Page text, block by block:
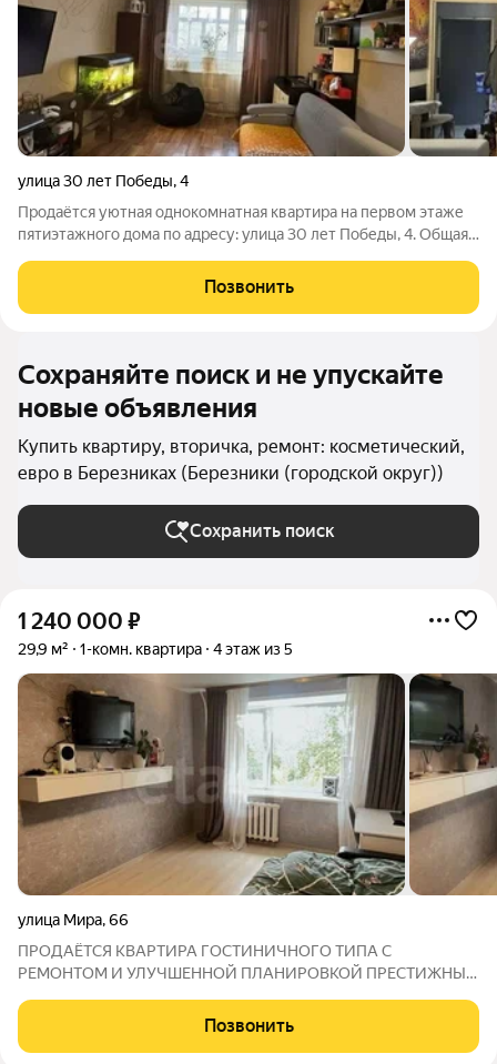
улица 30 лет Победы,4
Продаётся уютная однокомнатная квартира на первом этаже
пятиэтажного дома по адресу: улица 30 лет Победы, 4. Общая
косметический ремонт. Окна выходят на тихую улицу, что
обеспечивает спокойствие и
Позвонить
Сохраняйте поиск и не упускайте
новые объявления
Купить квартиру, вторичка, ремонт: косметический,
евро в Березниках (Березники (городской округ))
Сохранить поиск
1 240 000 ₽
29,9 м² 1-комн. квартира 4 этаж из 5
улица Мира,66
ПРОДАЁТСЯ КВАРТИРА ГОСТИНИЧНОГО ТИПА С
РЕМОНТОМ И УЛУЧШЕННОЙ ПЛАНИРОВКОЙ ПРЕСТИЖНЫЙ
Остановки «Магазин северный» «Торговая площадь» доставят
Позвонить